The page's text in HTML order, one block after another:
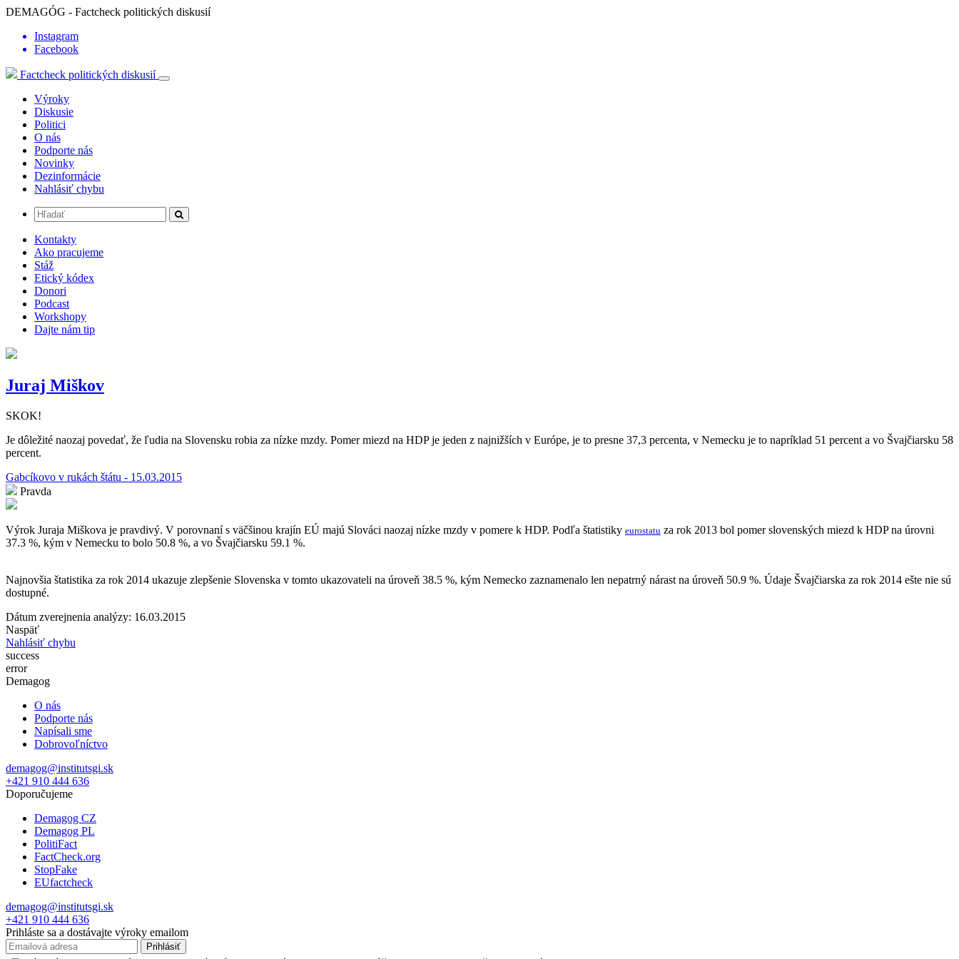
DEMAGÓG - Factcheck politických diskusií
Instagram
Facebook
Factcheck politických diskusií
Výroky
Diskusie
Politici
O nás
Podporte nás
Novinky
Dezinformácie
Nahlásiť chybu
Kontakty
Ako pracujeme
Stáž
Etický kódex
Donori
Podcast
Workshopy
Dajte nám tip
Juraj Miškov
SKOK!
Je dôležité naozaj povedať, že ľudia na Slovensku robia za nízke mzdy. Pomer miezd na HDP je jeden z najnižších v Európe, je to presne 37,3 percenta, v Nemecku je to napríklad 51 percent a vo Švajčiarsku 58
percent.
Gabcíkovo v rukách štátu - 15.03.2015
Pravda
Výrok Juraja Miškova je pravdivý. V porovnaní s väčšinou krajín EÚ majú Slováci naozaj nízke mzdy v pomere k HDP. Podľa štatistiky eurostatu za rok 2013 bol pomer slovenských miezd k HDP na úrovni
37.3 %, kým v Nemecku to bolo 50.8 %, a vo Švajčiarsku 59.1 %.
Najnovšia štatistika za rok 2014 ukazuje zlepšenie Slovenska v tomto ukazovateli na úroveň 38.5 %, kým Nemecko zaznamenalo len nepatrný nárast na úroveň 50.9 %. Údaje Švajčiarska za rok 2014 ešte nie sú
dostupné.
Dátum zverejnenia analýzy: 16.03.2015
Naspäť
Nahlásiť chybu
success
error
Demagog
O nás
Podporte nás
Napísali sme
Dobrovoľníctvo
demagog@institutsgi.sk
+421 910 444 636
Doporučujeme
Demagog CZ
Demagog PL
PolitiFact
FactCheck.org
StopFake
EUfactcheck
demagog@institutsgi.sk
+421 910 444 636
Prihláste sa a dostávajte výroky emailom
Prihlásiť